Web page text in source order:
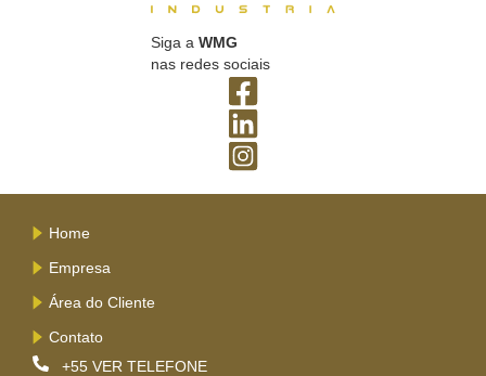
Siga a WMG
nas redes sociais
Home
Empresa
Área do Cliente
Contato
+55 VER TELEFONE